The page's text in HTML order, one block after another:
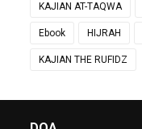
KAJIAN AT-TAQWA
Ebook HIJRAH
KAJIAN THE RUFIDZ